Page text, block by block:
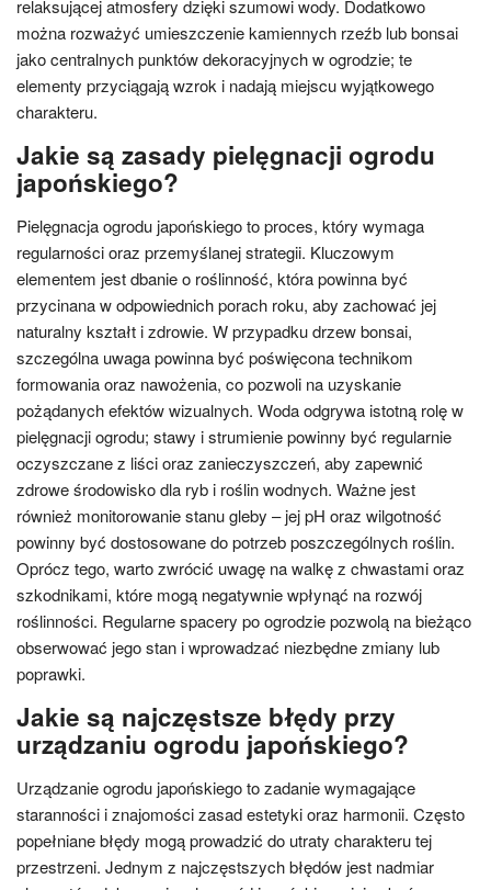
relaksującej atmosfery dzięki szumowi wody. Dodatkowo
można rozważyć umieszczenie kamiennych rzeźb lub bonsai
jako centralnych punktów dekoracyjnych w ogrodzie; te
elementy przyciągają wzrok i nadają miejscu wyjątkowego
charakteru.
Jakie są zasady pielęgnacji ogrodu
japońskiego?
Pielęgnacja ogrodu japońskiego to proces, który wymaga
regularności oraz przemyślanej strategii. Kluczowym
elementem jest dbanie o roślinność, która powinna być
przycinana w odpowiednich porach roku, aby zachować jej
naturalny kształt i zdrowie. W przypadku drzew bonsai,
szczególna uwaga powinna być poświęcona technikom
formowania oraz nawożenia, co pozwoli na uzyskanie
pożądanych efektów wizualnych. Woda odgrywa istotną rolę w
pielęgnacji ogrodu; stawy i strumienie powinny być regularnie
oczyszczane z liści oraz zanieczyszczeń, aby zapewnić
zdrowe środowisko dla ryb i roślin wodnych. Ważne jest
również monitorowanie stanu gleby – jej pH oraz wilgotność
powinny być dostosowane do potrzeb poszczególnych roślin.
Oprócz tego, warto zwrócić uwagę na walkę z chwastami oraz
szkodnikami, które mogą negatywnie wpłynąć na rozwój
roślinności. Regularne spacery po ogrodzie pozwolą na bieżąco
obserwować jego stan i wprowadzać niezbędne zmiany lub
poprawki.
Jakie są najczęstsze błędy przy
urządzaniu ogrodu japońskiego?
Urządzanie ogrodu japońskiego to zadanie wymagające
staranności i znajomości zasad estetyki oraz harmonii. Często
popełniane błędy mogą prowadzić do utraty charakteru tej
przestrzeni. Jednym z najczęstszych błędów jest nadmiar